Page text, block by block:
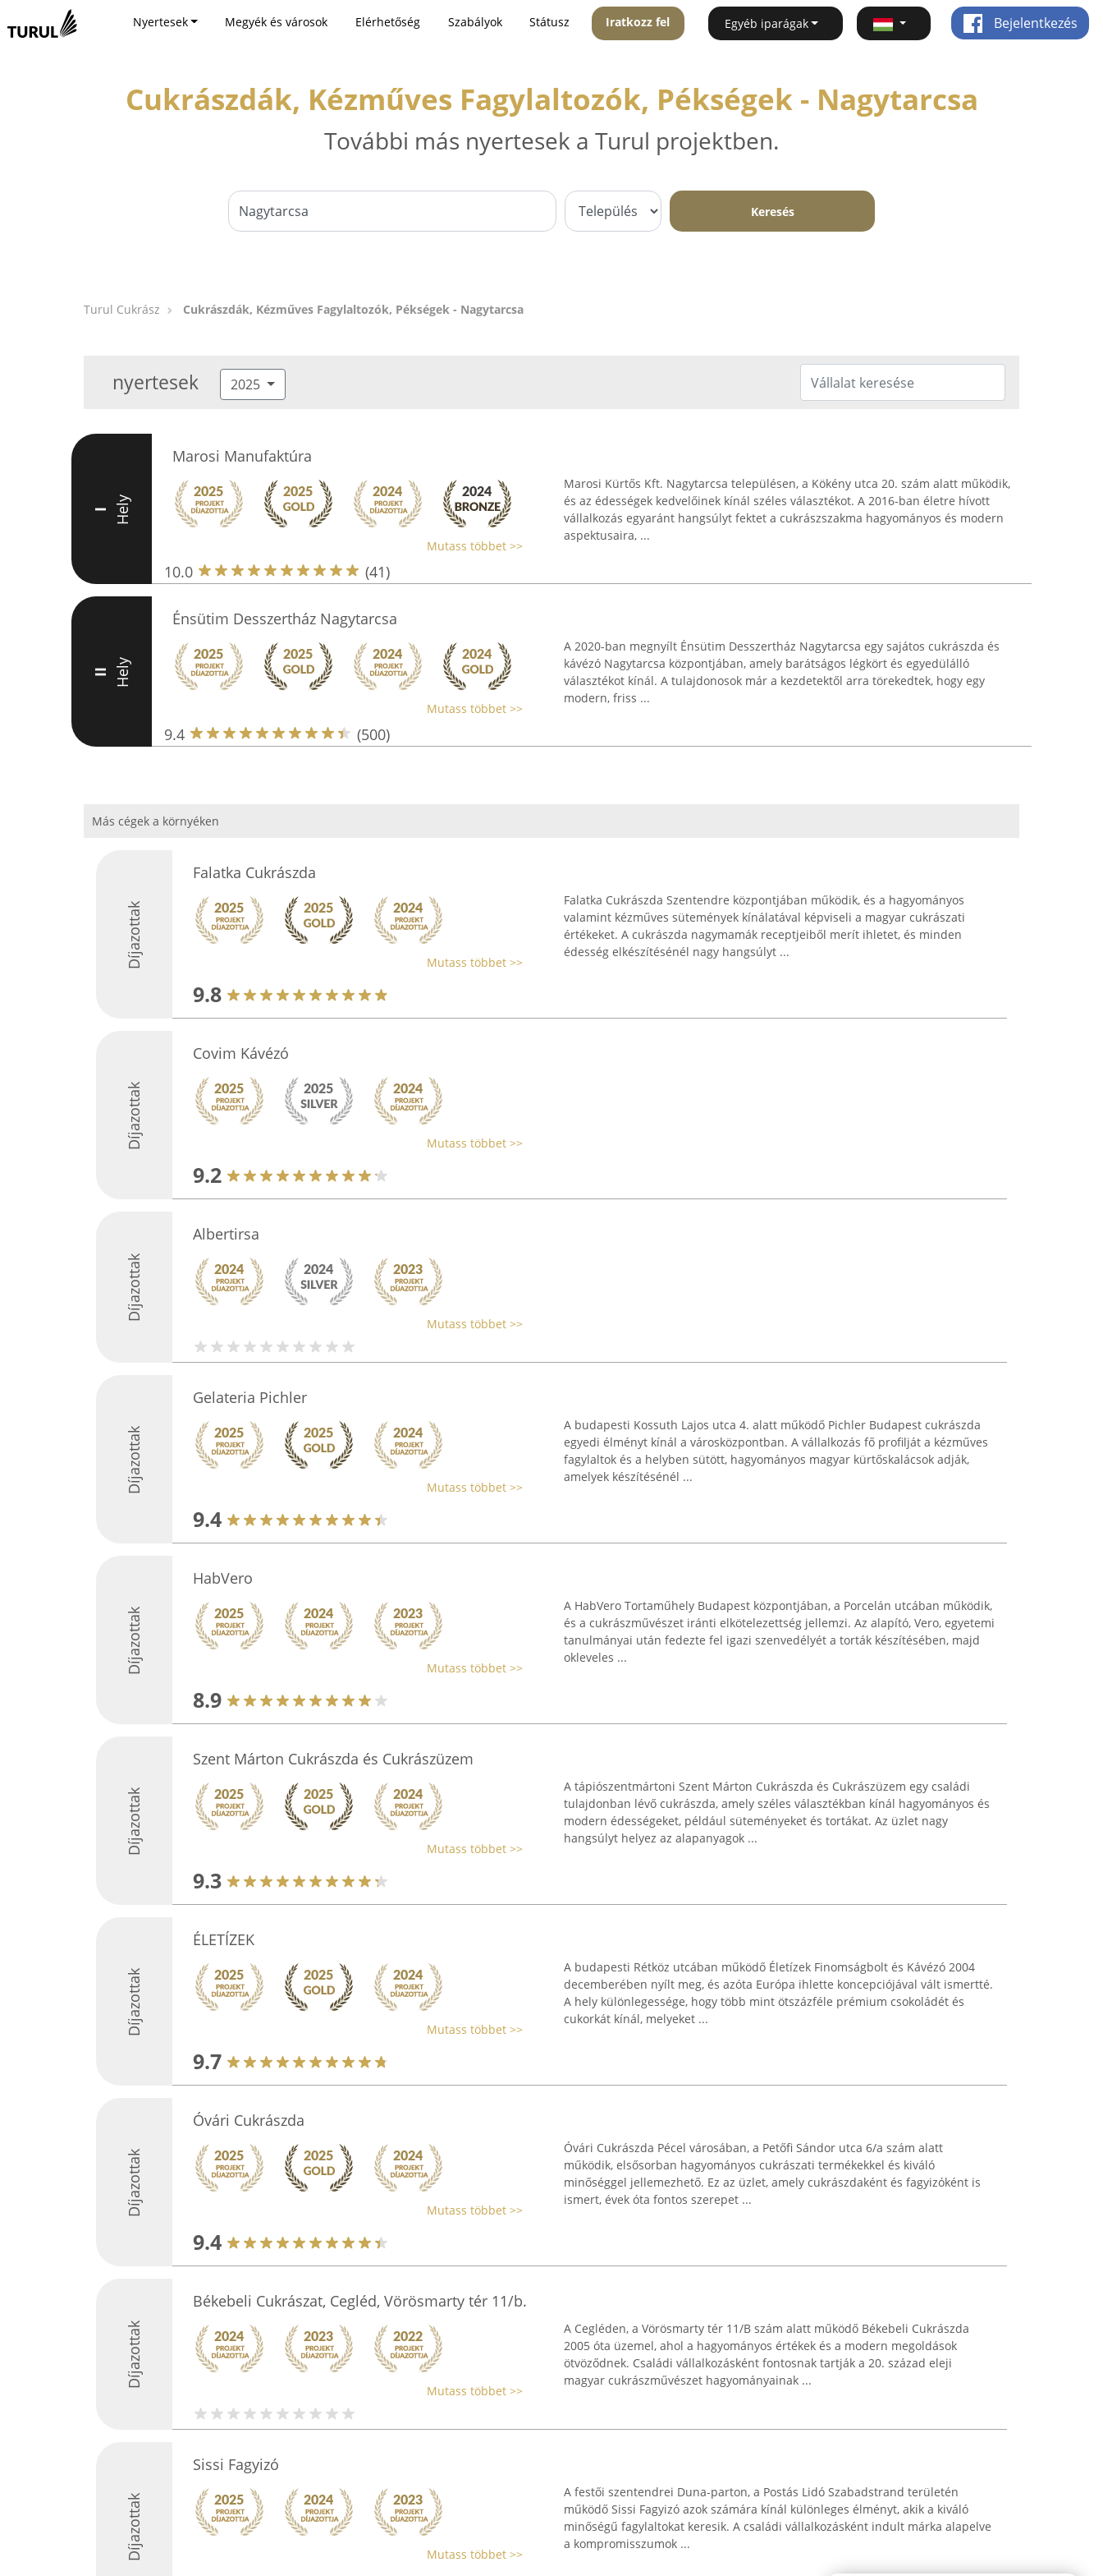
Nyertesek Megyék és városok Elérhetőség Szabályok Státusz Iratkozz fel Egyéb iparágak Bejelentkezés
Cukrászdák, Kézműves Fagylaltozók, Pékségek - Nagytarcsa
További más nyertesek a Turul projektben.
Keresés
Turul Cukrász Cukrászdák, Kézműves Fagylaltozók, Pékségek - Nagytarcsa
nyertesek 2025
I Hely
Marosi Manufaktúra
Mutass többet >>
10.0 (41)
Marosi Kürtős Kft. Nagytarcsa településen, a Kökény utca 20. szám alatt működik,
és az édességek kedvelőinek kínál széles választékot. A 2016-ban életre hívott
vállalkozás egyaránt hangsúlyt fektet a cukrászszakma hagyományos és modern
aspektusaira, ...
II Hely
Énsütim Desszertház Nagytarcsa
Mutass többet >>
9.4 (500)
A 2020-ban megnyílt Énsütim Desszertház Nagytarcsa egy sajátos cukrászda és
kávézó Nagytarcsa központjában, amely barátságos légkört és egyedülálló
választékot kínál. A tulajdonosok már a kezdetektől arra törekedtek, hogy egy
modern, friss ...
Más cégek a környéken
Díjazottak
Falatka Cukrászda
Mutass többet >>
9.8
Falatka Cukrászda Szentendre központjában működik, és a hagyományos
valamint kézműves sütemények kínálatával képviseli a magyar cukrászati
értékeket. A cukrászda nagymamák receptjeiből merít ihletet, és minden
édesség elkészítésénél nagy hangsúlyt ...
Díjazottak
Covim Kávézó
Mutass többet >>
9.2
Díjazottak
Albertirsa
Mutass többet >>
Díjazottak
Gelateria Pichler
Mutass többet >>
9.4
A budapesti Kossuth Lajos utca 4. alatt működő Pichler Budapest cukrászda
egyedi élményt kínál a városközpontban. A vállalkozás fő profilját a kézműves
fagylaltok és a helyben sütött, hagyományos magyar kürtőskalácsok adják,
amelyek készítésénél ...
Díjazottak
HabVero
Mutass többet >>
8.9
A HabVero Tortaműhely Budapest központjában, a Porcelán utcában működik,
és a cukrászművészet iránti elkötelezettség jellemzi. Az alapító, Vero, egyetemi
tanulmányai után fedezte fel igazi szenvedélyét a torták készítésében, majd
okleveles ...
Díjazottak
Szent Márton Cukrászda és Cukrászüzem
Mutass többet >>
9.3
A tápiószentmártoni Szent Márton Cukrászda és Cukrászüzem egy családi
tulajdonban lévő cukrászda, amely széles választékban kínál hagyományos és
modern édességeket, például süteményeket és tortákat. Az üzlet nagy
hangsúlyt helyez az alapanyagok ...
Díjazottak
ÉLETÍZEK
Mutass többet >>
9.7
A budapesti Rétköz utcában működő Életízek Finomságbolt és Kávézó 2004
decemberében nyílt meg, és azóta Európa ihlette koncepciójával vált ismertté.
A hely különlegessége, hogy több mint ötszázféle prémium csokoládét és
cukorkát kínál, melyeket ...
Díjazottak
Óvári Cukrászda
Mutass többet >>
9.4
Óvári Cukrászda Pécel városában, a Petőfi Sándor utca 6/a szám alatt
működik, elsősorban hagyományos cukrászati termékekkel és kiváló
minőséggel jellemezhető. Ez az üzlet, amely cukrászdaként és fagyizóként is
ismert, évek óta fontos szerepet ...
Díjazottak
Békebeli Cukrászat, Cegléd, Vörösmarty tér 11/b.
Mutass többet >>
A Cegléden, a Vörösmarty tér 11/B szám alatt működő Békebeli Cukrászda
2005 óta üzemel, ahol a hagyományos értékek és a modern megoldások
ötvöződnek. Családi vállalkozásként fontosnak tartják a 20. század eleji
magyar cukrászművészet hagyományainak ...
Díjazottak
Sissi Fagyizó
Mutass többet >>
A festői szentendrei Duna-parton, a Postás Lidó Szabadstrand területén
működő Sissi Fagyizó azok számára kínál különleges élményt, akik a kiváló
minőségű fagylaltokat keresik. A családi vállalkozásként indult márka alapelve
a kompromisszumok ...